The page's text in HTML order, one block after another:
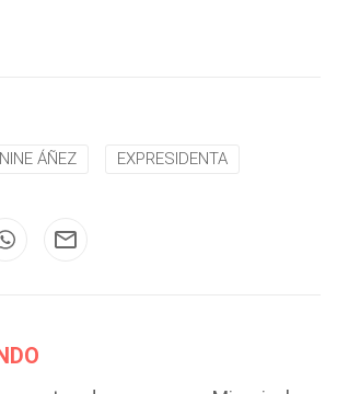
ÁÑEZ EXPRESIDENTA